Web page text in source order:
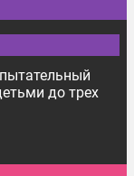
до трех